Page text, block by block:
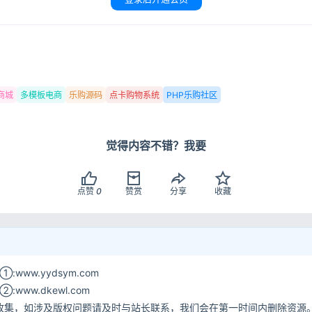
城 多模板电商 乐购源码 点卡购物系统 PHP乐购社区
觉得内容不错？我要
点赞 0 赞赏 分享 收藏
①:www.yydsym.com
②:www.dkewl.com
，如涉及版权问题请及时与站长联系，我们会在第一时间内删除资源。